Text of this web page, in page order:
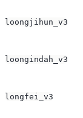
loongjihun_v3
loongindah_v3
longfei_v3